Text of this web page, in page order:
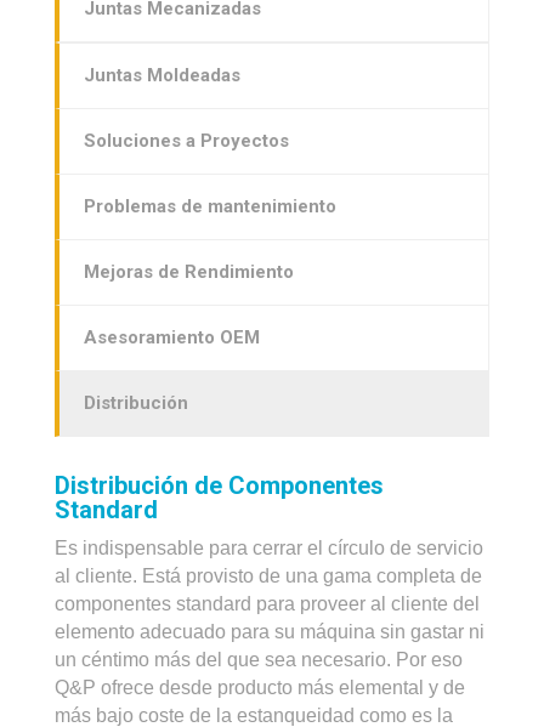
Juntas Mecanizadas
Juntas Moldeadas
Soluciones a Proyectos
Problemas de mantenimiento
Mejoras de Rendimiento
Asesoramiento OEM
Distribución
Distribución de Componentes
Standard
Es indispensable para cerrar el círculo de servicio
al cliente. Está provisto de una gama completa de
componentes standard para proveer al cliente del
elemento adecuado para su máquina sin gastar ni
un céntimo más del que sea necesario. Por eso
Q&P ofrece desde producto más elemental y de
más bajo coste de la estanqueidad como es la